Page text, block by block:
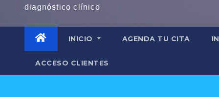
diagnóstico clínico
INICIO AGENDA TU CITA
ACCESO CLIENTES